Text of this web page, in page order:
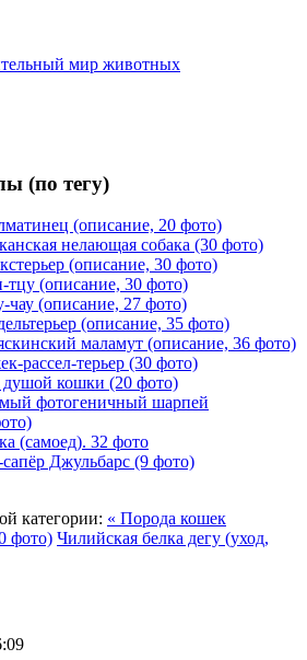
мир животных
(по тегу)
(описание, 20 фото)
нелающая собака (30 фото)
(описание, 30 фото)
тцу (описание, 30 фото)
чау (описание, 27 фото)
(описание, 35 фото)
маламут (описание, 36 фото)
рассел-терьер (30 фото)
душой кошки (20 фото)
фотогеничный шарпей
(самоед). 32 фото
Джульбарс (9 фото)
категории: « Порода кошек
фото) Чилийская белка дегу (уход,